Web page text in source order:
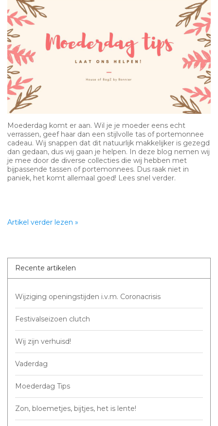
Moederdag komt er aan. Wil je je moeder eens echt
verrassen, geef haar dan een stijlvolle tas of portemonnee
cadeau. Wij snappen dat dit natuurlijk makkelijker is gezegd
dan gedaan, dus wij gaan je helpen. In deze blog nemen wij
je mee door de diverse collecties die wij hebben met
bijpassende tassen of portemonnees. Dus raak niet in
paniek, het komt allemaal goed! Lees snel verder.
Artikel verder lezen »
Recente artikelen
Wijziging openingstijden i.v.m. Coronacrisis
Festivalseizoen clutch
Wij zijn verhuisd!
Vaderdag
Moederdag Tips
Zon, bloemetjes, bijtjes, het is lente!